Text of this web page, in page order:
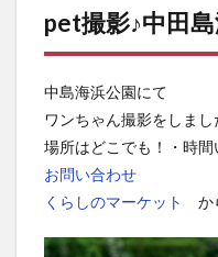
♪中
田島
海浜
pet撮影♪中田
中島海浜公園にて
ワンちゃん撮影をしまし
場所はどこでも！・時間
お問い合わせ
くらしのマーケット
か